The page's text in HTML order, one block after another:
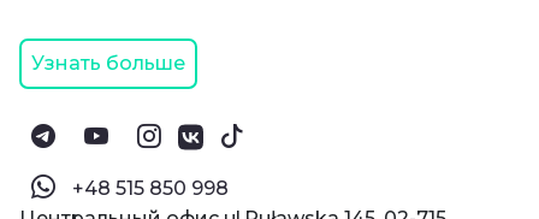
Узнать больше
‪+48 515 850 998‬